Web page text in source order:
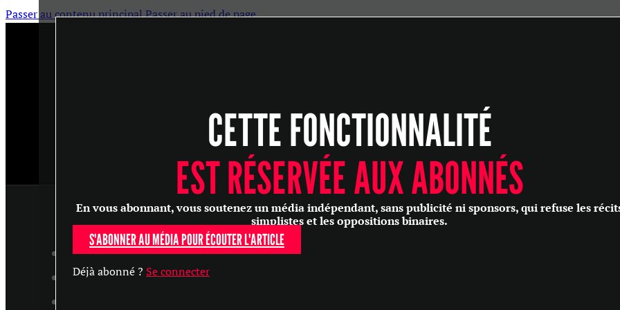
Passer au contenu principalPasser au pied de page
SANTÉ
PHILOSOPHIE
CULTURE
SOCIÉTÉ
ARTICLES
MASTERCLASS
CETTE FONCTIONNALITÉ
EST RÉSERVÉE AUX ABONNÉS
En vous abonnant, vous soutenez un média indépendant, sans publicité ni sponsors, qui refuse les
simplistes et les oppositions binaires.
S'ABONNER AU MÉDIA POUR ÉCOUTER L'ARTICLE
Déjà abonné ? Se connecter